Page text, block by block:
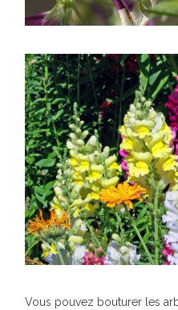
Vous pouvez bouturer les